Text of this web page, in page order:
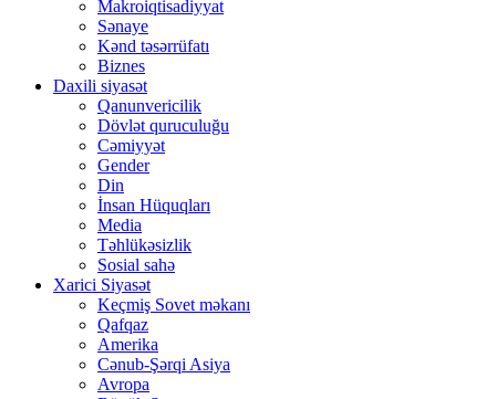
Makroiqtisadiyyat
Sənaye
Kənd təsərrüfatı
Biznes
Daxili siyasət
Qanunvericilik
Dövlət quruculuğu
Cəmiyyət
Gender
Din
İnsan Hüquqları
Media
Təhlükəsizlik
Sosial sahə
Xarici Siyasət
Keçmiş Sovet məkanı
Qafqaz
Amerika
Cənub-Şərqi Asiya
Avropa